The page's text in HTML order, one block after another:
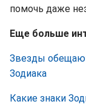
помочь даже
Еще больше
Звезды
Зодиака
Какие знаки